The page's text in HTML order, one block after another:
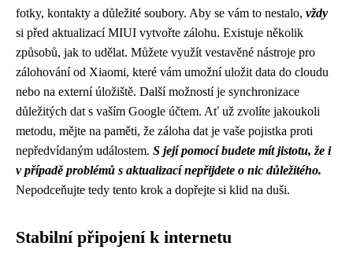
fotky, kontakty a důležité soubory. Aby se vám to nestalo, vždy
si před aktualizací MIUI vytvořte zálohu. Existuje několik
způsobů, jak to udělat. Můžete využít vestavěné nástroje pro
zálohování od Xiaomi, které vám umožní uložit data do cloudu
nebo na externí úložiště. Další možností je synchronizace
důležitých dat s vaším Google účtem. Ať už zvolíte jakoukoli
metodu, mějte na paměti, že záloha dat je vaše pojistka proti
nepředvídaným událostem. S její pomocí budete mít jistotu, že i
v případě problémů s aktualizací nepřijdete o nic důležitého.
Nepodceňujte tedy tento krok a dopřejte si klid na duši.
Stabilní připojení k internetu